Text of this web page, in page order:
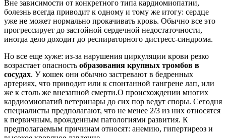
Вне зависимости от конкретного типа кардиомиопатии,
болезнь всегда приводит к одному и тому же итогу: сердце
уже не может нормально прокачивать кровь. Обычно все это
прогрессирует до застойной сердечной недостаточности,
иногда дело доходит до респираторного дистресс-синдрома.
Но все еще хуже: из-за нарушения циркуляции крови резко
возрастает опасность образования крупных тромбов в
сосудах. У кошек они обычно застревают в бедренных
артериях, что приводит или к спонтанной гангрене лап, или
же к столь же внезапной смерти.О происхождении многих
кардиомиопатий ветеринары до сих пор ведут споры. Сегодня
специалисты предполагают, что не менее 2/3 из них относятся
к первичным, врожденным патологиями развития. К
предполагаемым причинам относят: анемию, гипертиреоз и